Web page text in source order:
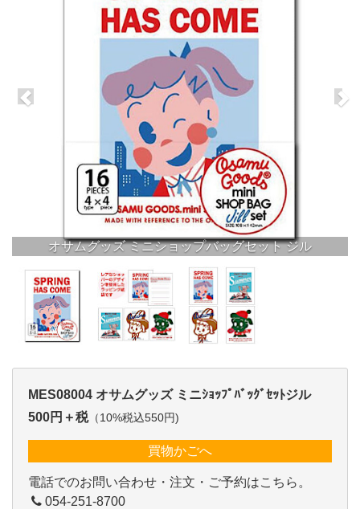
オサムグッズ ミニショップバッグセット ジル
MES08004 オサムグッズ ミニｼｮｯﾌﾟﾊﾞｯｸﾞｾｯﾄジル
500円＋税（10%税込550円)
買物かごへ
電話でのお問い合わせ・注文・ご予約はこちら。
054-251-8700